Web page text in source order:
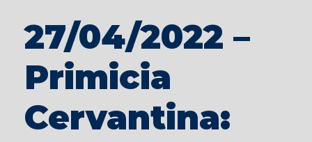
27/04/2022 –
Primicia
Cervantina: